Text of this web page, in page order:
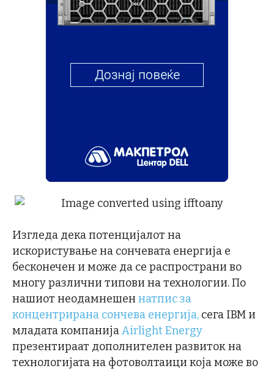
Изгледа дека потенцијалот на
искористување на сончевата енергија е
бесконечен и може да се распространи во
многу различни типови на технологии. По
нашиот неодамнешен натпис за
концентрирана сончева енергија, сега IBM и
младата компанијаAirlight Energy
презентираат дополнителен развиток на
технологијата на фотоволтаици која може во